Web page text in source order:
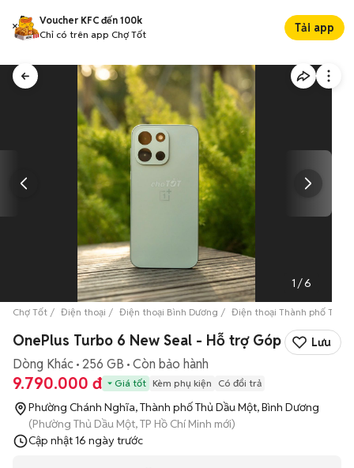
Voucher KFC đến 100k
Chỉ có trên app Chợ Tốt
Tải app
1 /6
Chợ Tốt Điện thoại Điện thoại Bình Dương Điện thoại Thành phố Thủ
OnePlus Turbo 6 New Seal - Hỗ trợ Góp Lưu
Dòng Khác 256 GB Còn bảo hành
9.790.000 đ Giá tốt Kèm phụ kiện Có đổi trả
Phường Chánh Nghĩa, Thành phố Thủ Dầu Một, Bình Dương
(Phường Thủ Dầu Một, TP Hồ Chí Minh mới)
Cập nhật16 ngày trước